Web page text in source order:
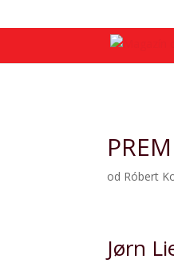
od Róbert
Jørn